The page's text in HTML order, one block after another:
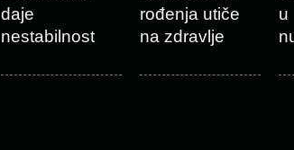
daje
nestabilnost
rođenja utiče
na zdravlje
u